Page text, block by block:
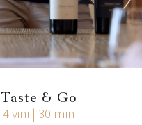
Taste & Go
4 vini | 30 min